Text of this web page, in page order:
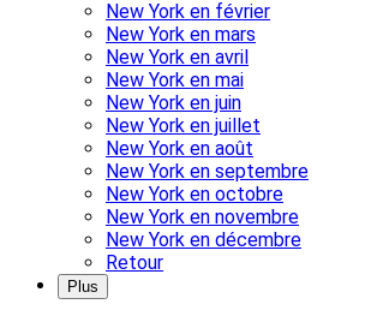
New York en février
New York en mars
New York en avril
New York en mai
New York en juin
New York en juillet
New York en août
New York en septembre
New York en octobre
New York en novembre
New York en décembre
Retour
Plus